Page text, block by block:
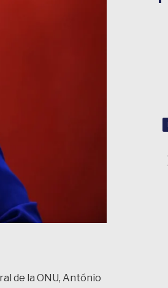
de la ONU, António